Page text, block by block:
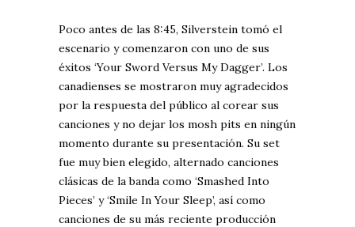
Poco antes de las 8:45, Silverstein tomó el
escenario y comenzaron con uno de sus
éxitos ‘Your Sword Versus My Dagger’. Los
canadienses se mostraron muy agradecidos
por la respuesta del público al corear sus
canciones y no dejar los mosh pits en ningún
momento durante su presentación. Su set
fue muy bien elegido, alternado canciones
clásicas de la banda como ‘Smashed Into
Pieces’ y ‘Smile In Your Sleep’, así como
canciones de su más reciente producción